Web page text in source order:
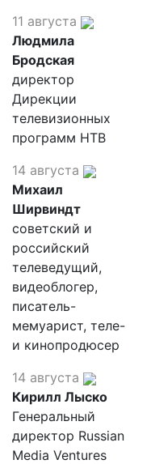
11 августа
Людмила
Бродская
директор
Дирекции
телевизионных
программ НТВ
14 августа
Михаил
Ширвиндт
советский и
российский
телеведущий,
видеоблогер,
писатель-
мемуарист, теле-
и кинопродюсер
14 августа
Кирилл Лыско
Генеральный
директор Russian
Media Ventures